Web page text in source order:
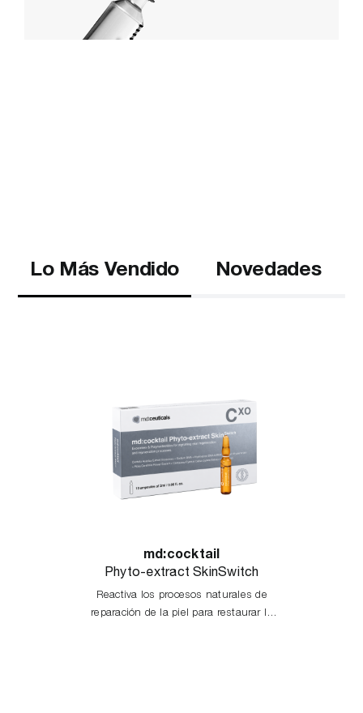
Lo Más Vendido Novedades
md:cocktail
Phyto-extract SkinSwitch
Reactiva los procesos naturales de
reparación de la piel para restaurar la